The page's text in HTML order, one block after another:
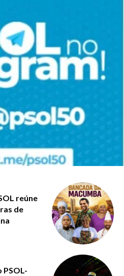
reúne
de
PSOL-